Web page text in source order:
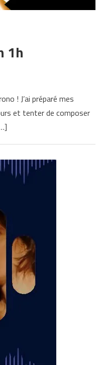
1h
! J’ai préparé mes
et tenter de composer